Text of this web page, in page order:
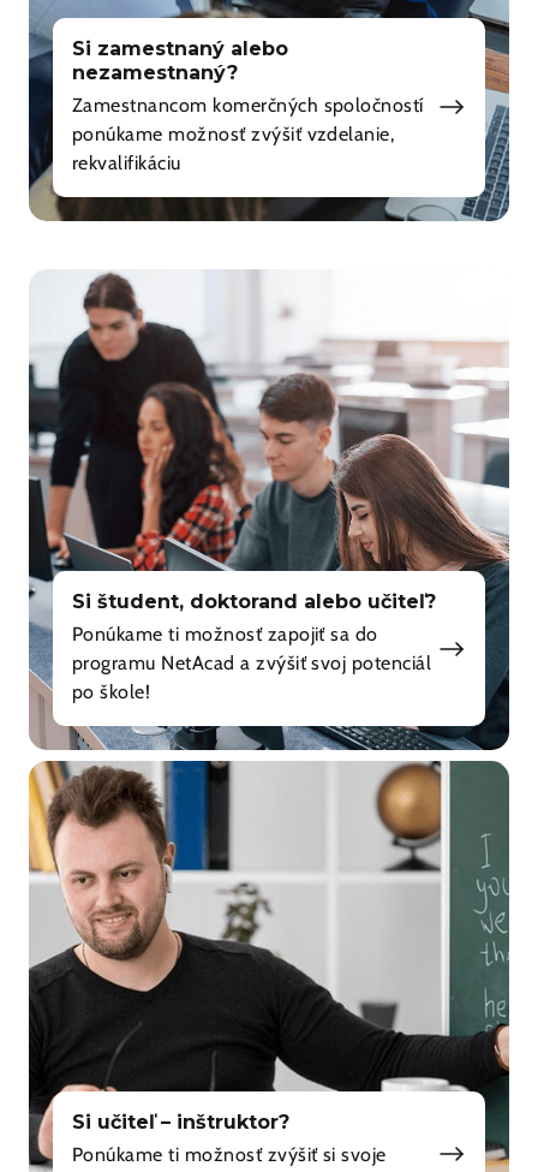
Si študent, doktorand alebo učiteľ?
Ponúkame ti možnosť zapojiť sa do
programu NetAcad a zvýšiť svoj potenciál
po škole!
Si učiteľ – inštruktor?
Ponúkame ti možnosť zvýšiť si svoje
Si zamestnaný alebo
nezamestnaný?
Zamestnancom komerčných spoločností
ponúkame možnosť zvýšiť vzdelanie,
rekvalifikáciu